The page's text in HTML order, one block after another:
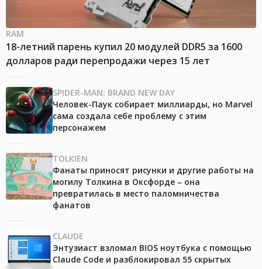
RAM
18-летний парень купил 20 модулей DDR5 за 1600
долларов ради перепродажи через 15 лет
SPIDER-MAN: BRAND NEW DAY
Человек-Паук собирает миллиарды, но Marvel
сама создала себе проблему с этим
персонажем
TOLKIEN
Фанаты приносят рисунки и другие работы на
могилу Толкина в Оксфорде – она
превратилась в место паломничества
фанатов
CLAUDE
Энтузиаст взломал BIOS ноутбука с помощью
Claude Code и разблокировал 55 скрытых